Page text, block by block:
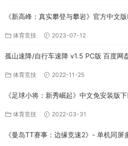
《新高峰：真实攀登与攀岩》官方中文
体育竞技 2023-07-12
孤山速降/自行车速降 v1.5 PC版 百度网
体育竞技 2022-11-25
《足球小将：新秀崛起》中文免安装版
体育竞技 2022-03-31
《曼岛TT赛事：边缘竞速2》- 单机同屏